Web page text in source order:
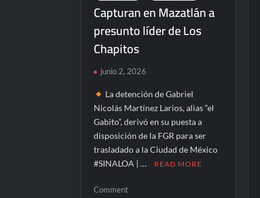
Capturan en Mazatlán a
presunto líder de Los
Chapitos
junio 2, 2026
La detención de Gabriel
Nicolás Martínez Larios, alias “el
Gabito”, derivó en su puesta a
disposición de la FGR para ser
trasladado a la Ciudad de México
#SINALOA | …
READ MORE
Commenton